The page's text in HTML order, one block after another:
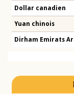
Dollar canadien
Yuan chinois
Dirham Emirats